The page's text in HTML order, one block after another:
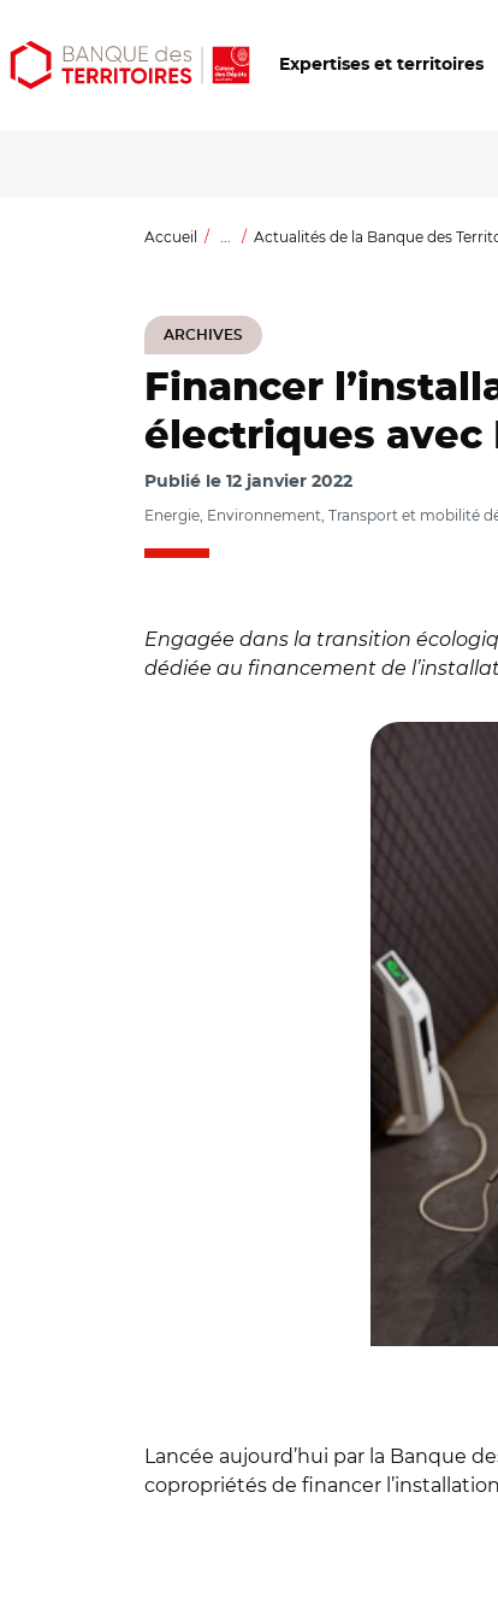
Aller
au
Aller
au
Ouvrir
les
Expertises et territoires
Accueil ... Actualités de la Banque des
ARCHIVES
Financer
électriques
Publié le 12 janvier 2022
Energie, Environnement, Transport et mobilité
Engagée dans la transition
dédiée au financement de
Lancée aujourd’hui par la Banque
copropriétés de financer